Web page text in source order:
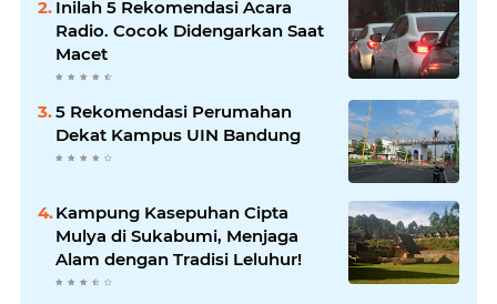
Inilah 5 Rekomendasi Acara
Radio. Cocok Didengarkan Saat
Macet
5 Rekomendasi Perumahan
Dekat Kampus UIN Bandung
Kampung Kasepuhan Cipta
Mulya di Sukabumi, Menjaga
Alam dengan Tradisi Leluhur!